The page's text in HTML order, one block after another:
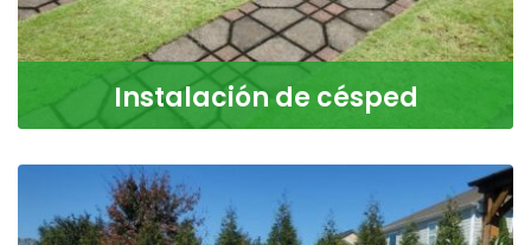
Instalación de césped
tanto de gramilla como axonopus (césped brasilero),
LEER MÁS